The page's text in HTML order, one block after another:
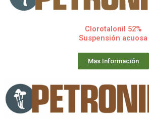
Clorotalonil 52%
Suspensión acuosa
Mas Información